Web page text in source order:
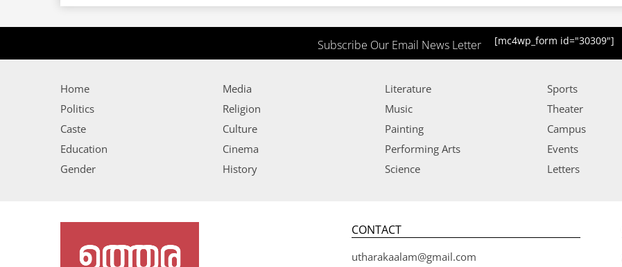
Subscribe Our Email News Letter [mc4wp_form id="30309"]
Home
Politics
Caste
Education
Gender
Media
Religion
Culture
Cinema
History
Literature
Music
Painting
Performing Arts
Science
Sports
Theater
Campus
Events
Letters
CONTACT
utharakaalam@gmail.com